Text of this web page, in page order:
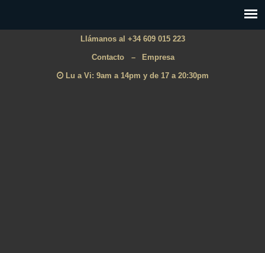
Llámanos al +34 609 015 223
Contacto – Empresa
Lu a Vi: 9am a 14pm y de 17 a 20:30pm